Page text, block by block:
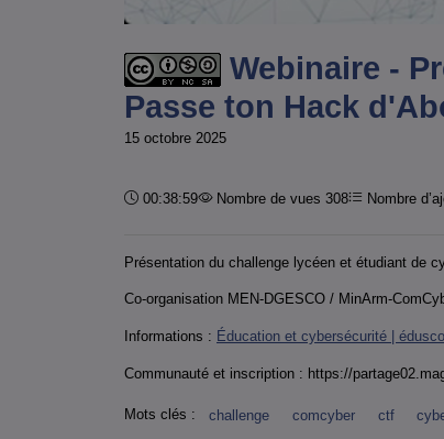
Webinaire -
Passe ton Hack
15 octobre 2025
Durée :
00:38:59 Nombre de vues 308 Nombre
Présentation du challenge lycéen et étudiant de
Co-organisation MEN-DGESCO / MinArm-
Informations : Éducation et cybersécurité |
Communauté et inscription : https://
Mots clés : challenge comcyber ctf